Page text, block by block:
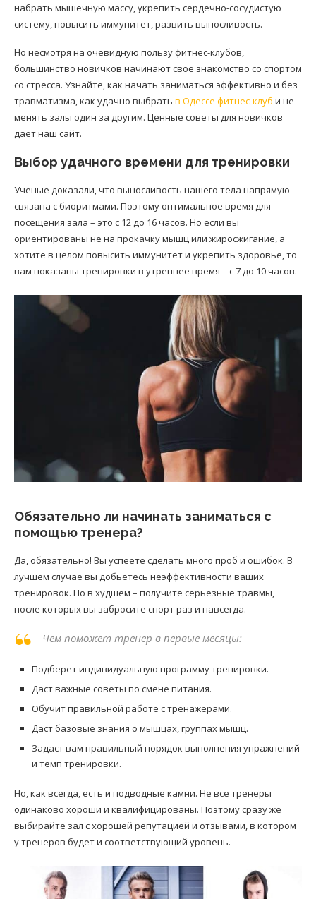
набрать мышечную массу, укрепить сердечно-сосудистую
систему, повысить иммунитет, развить выносливость.
Но несмотря на очевидную пользу фитнес-клубов,
большинство новичков начинают свое знакомство со спортом
со стресса. Узнайте, как начать заниматься эффективно и без
травматизма, как удачно выбрать в Одессе фитнес-клуб и не
менять залы один за другим. Ценные советы для новичков
дает наш сайт.
Выбор удачного времени для тренировки
Ученые доказали, что выносливость нашего тела напрямую
связана с биоритмами. Поэтому оптимальное время для
посещения зала – это с 12 до 16 часов. Но если вы
ориентированы не на прокачку мышц или жиросжигание, а
хотите в целом повысить иммунитет и укрепить здоровье, то
вам показаны тренировки в утреннее время – с 7 до 10 часов.
Обязательно ли начинать заниматься с
помощью тренера?
Да, обязательно! Вы успеете сделать много проб и ошибок. В
лучшем случае вы добьетесь неэффективности ваших
тренировок. Но в худшем – получите серьезные травмы,
после которых вы забросите спорт раз и навсегда.
Чем поможет тренер в первые месяцы:
Подберет индивидуальную программу тренировки.
Даст важные советы по смене питания.
Обучит правильной работе с тренажерами.
Даст базовые знания о мышцах, группах мышц.
Задаст вам правильный порядок выполнения упражнений
и темп тренировки.
Но, как всегда, есть и подводные камни. Не все тренеры
одинаково хороши и квалифицированы. Поэтому сразу же
выбирайте зал с хорошей репутацией и отзывами, в котором
у тренеров будет и соответствующий уровень.